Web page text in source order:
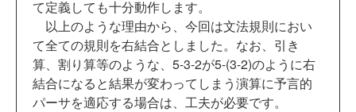
て定義しても十分動作します。
以上のような理由から、今回は文法規則におい
て全ての規則を右結合としました。なお、引き
算、割り算等のような、5-3-2が5-(3-2)のように右
結合になると結果が変わってしまう演算に予言的
パーサを適応する場合は、工夫が必要です。